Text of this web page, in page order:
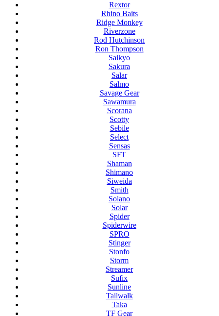
Rextor
Rhino Baits
Ridge Monkey
Riverzone
Rod Hutchinson
Ron Thompson
Saikyo
Sakura
Salar
Salmo
Savage Gear
Sawamura
Scorana
Scotty
Sebile
Select
Sensas
SFT
Shaman
Shimano
Siweida
Smith
Solano
Solar
Spider
Spiderwire
SPRO
Stinger
Stonfo
Storm
Streamer
Sufix
Sunline
Tailwalk
Taka
TF Gear